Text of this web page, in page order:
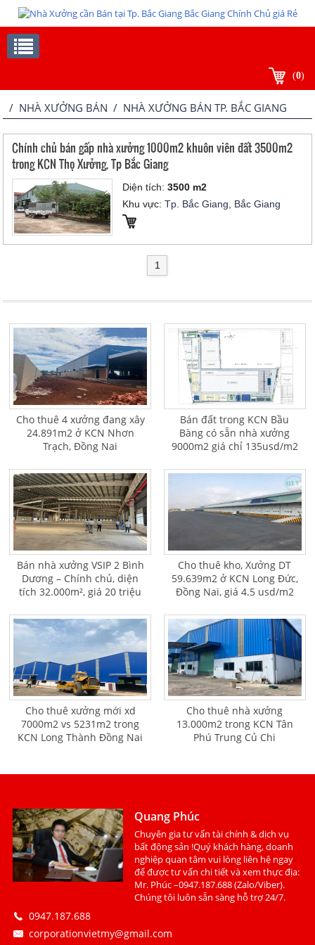
(0)
/ NHÀ XƯỞNG BÁN / NHÀ XƯỞNG BÁN TP. BẮC GIANG
Chính chủ bán gấp nhà xưởng 1000m2 khuôn viên đất 3500m2
trong KCN Thọ Xưởng, Tp Bắc Giang
Diện tích:3500 m2
Khu vực:Tp. Bắc Giang, Bắc Giang
1
Cho thuê 4 xưởng đang xây
24.891m2 ở KCN Nhơn
Trạch, Đồng Nai
Bán đất trong KCN Bầu
Bàng có sẵn nhà xưởng
9000m2 giá chỉ 135usd/m2
Bán nhà xưởng VSIP 2 Bình
Dương – Chính chủ, diện
tích 32.000m², giá 20 triệu
Cho thuê kho, Xưởng DT
59.639m2 ở KCN Long Đức,
Đồng Nai, giá 4.5 usd/m2
Cho thuê xưởng mới xd
7000m2 vs 5231m2 trong
KCN Long Thành Đồng Nai
Cho thuê nhà xưởng
13.000m2 trong KCN Tân
Phú Trung Củ Chi
Quang Phúc
Chuyên gia tư vấn tài chính & dịch vụ
bất động sản !Quý khách hàng, doanh
nghiệp quan tâm vui lòng liên hệ ngay
để được tư vấn chi tiết và xem thực địa:
Mr. Phúc –0947.187.688 (Zalo/Viber).
Chúng tôi luôn sẵn sàng hỗ trợ 24/7.
0947.187.688
corporationvietmy@gmail.com